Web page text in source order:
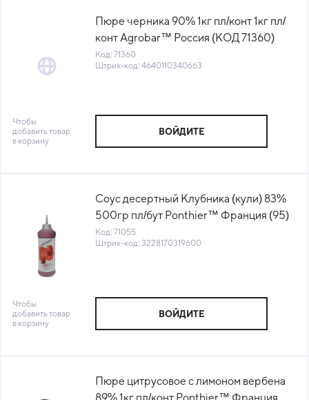
Пюре черника 90% 1кг пл/конт 1кг пл/
конт Agrobar™ Россия (КОД 71360)
(-18°С)
Код: 71360
Штрих-код: 4640110340663
Чтобы
добавить товар
в корзину
ВОЙДИТЕ
Соус десертный Клубника (кули) 83%
500гр пл/бут Ponthier™ Франция (95)
(КОД 71055) (-18°С)
Код: 71055
Штрих-код: 3228170319600
Чтобы
добавить товар
в корзину
ВОЙДИТЕ
Пюре цитрусовое с лимоном вербена